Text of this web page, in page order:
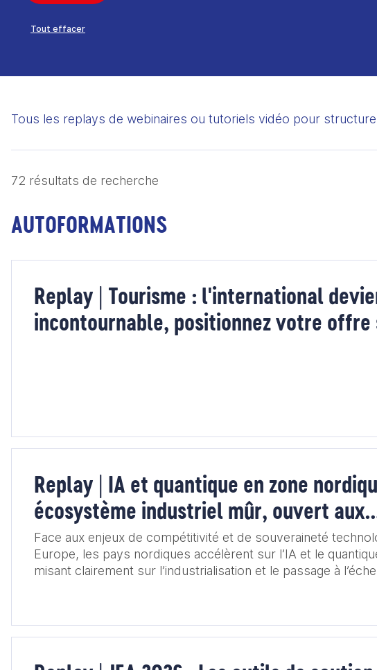
Tout effacer
Décryptages
Livres
Actualités Témoignages
Tous les replays de webinaires ou tutoriels vidéo pour
72 résultats de recherche
AUTOFORMATIONS
Replay | Tourisme : l'international
incontournable, positionnez votre offre
Replay | IA et quantique en zone
écosystème industriel mûr, ouvert aux
innovations françaises
Face aux enjeux de compétitivité et de souveraineté
Europe, les pays nordiques accélèrent sur l’IA et le
misant clairement sur l’industrialisation et le passage à